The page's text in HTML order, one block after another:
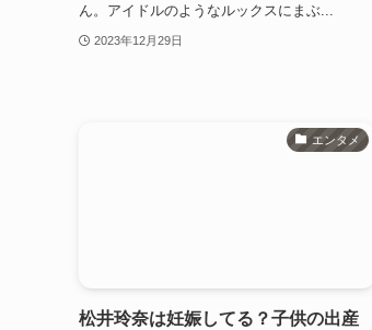
ん。アイドルのようなルックスにまぶ...
2023年12月29日
エンタメ
松井玲奈は妊娠してる？子供の出産